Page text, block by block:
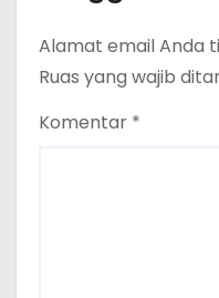
Alamat email Anda
Ruas yang wajib
Komentar *